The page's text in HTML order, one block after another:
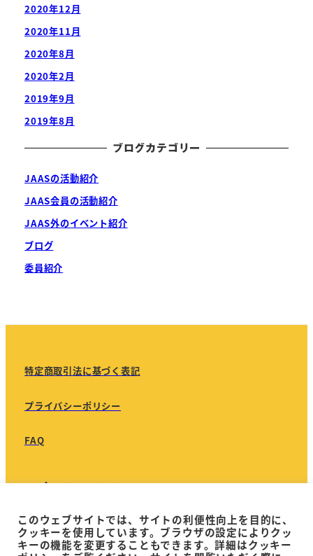
2020年12月
2020年11月
2020年8月
2020年2月
2019年9月
2019年8月
ブログカテゴリー
JAASの活動紹介
JAAS会員の活動紹介
JAAS外のイベント紹介
ブログ
委員紹介
特定商取引法に基づく表記
プライバシーポリシー
FAQ
©JAAS 2022-2026
このウェブサイトでは、サイトの利便性向上を目的に、
クッキーを使用しています。ブラウザの設定によりクッ
キーの機能を変更することもできます。詳細はクッキー